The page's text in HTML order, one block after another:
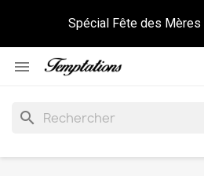
Spécial Fête des Mères

search